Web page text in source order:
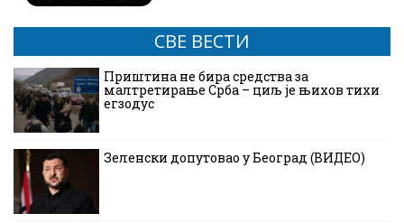
СВЕ ВЕСТИ
Приштина не бира средства за
малтретирање Срба – циљ је њихов тихи
егзодус
Зеленски допутовао у Београд (ВИДЕО)